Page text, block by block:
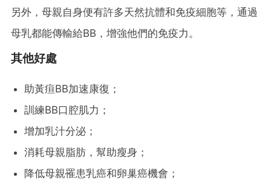
另外，母親自身便有許多天然抗體和免疫細胞等，通過
母乳都能傳輸給BB，增強他們的免疫力。
其他好處
助黃疸BB加速康復；
訓練BB口腔肌力；
增加乳汁分泌；
消耗母親脂肪，幫助瘦身；
降低母親罹患乳癌和卵巢癌機會；